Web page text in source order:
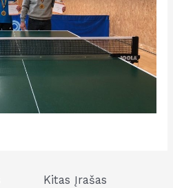
Kitas Įrašas